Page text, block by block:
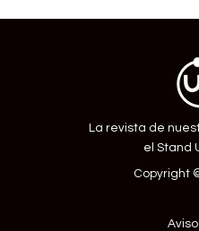
La revista de
el Stand
Copyright